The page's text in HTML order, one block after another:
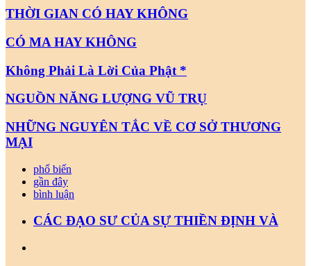
THỜI GIAN CÓ HAY KHÔNG
CÓ MA HAY KHÔNG
Không Phải Là Lời Của Phật *
NGUỒN NĂNG LƯỢNG VŨ TRỤ
NHỮNG NGUYÊN TẮC VỀ CƠ SỞ THƯƠNG
MẠI
phổ biến
gần đây
bình luận
CÁC ĐẠO SƯ CỦA SỰ THIỀN ĐỊNH VÀ